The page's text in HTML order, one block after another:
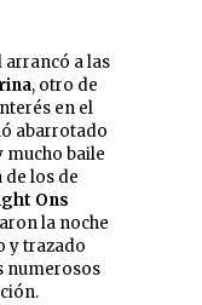
arrancó a las
, otro de
en el
abarrotado
mucho baile
los de
Ons
la noche
y trazado
numerosos